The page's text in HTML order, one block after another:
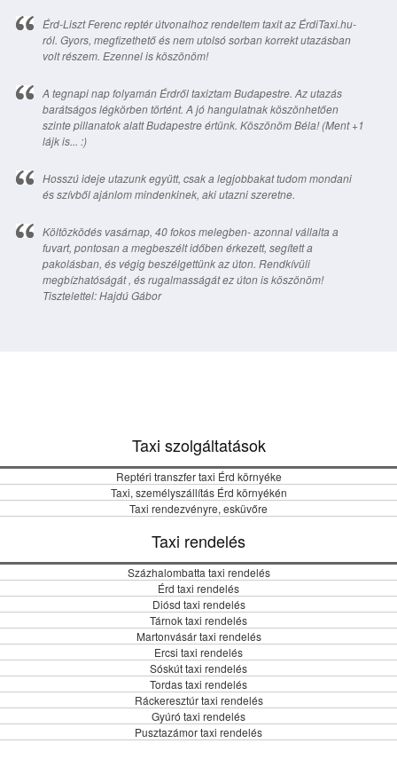
Érd-Liszt Ferenc reptér útvonalhoz rendeltem taxit az ÉrdiTaxi.hu-
ról. Gyors, megfizethető és nem utolsó sorban korrekt utazásban
volt részem. Ezennel is köszönöm!
A tegnapi nap folyamán Érdről taxiztam Budapestre. Az utazás
barátságos légkörben történt. A jó hangulatnak köszönhetően
szinte pillanatok alatt Budapestre értünk. Köszönöm Béla! (Ment +1
lájk is... :)
Hosszú ideje utazunk együtt, csak a legjobbakat tudom mondani
és szívből ajánlom mindenkinek, aki utazni szeretne.
Költözködés vasárnap, 40 fokos melegben- azonnal vállalta a
fuvart, pontosan a megbeszélt időben érkezett, segített a
pakolásban, és végig beszélgettünk az úton. Rendkívüli
megbízhatóságát , és rugalmasságát ez úton is köszönöm!
Tisztelettel: Hajdú Gábor
Taxi szolgáltatások
Reptéri transzfer taxi Érd környéke
Taxi, személyszállítás Érd környékén
Taxi rendezvényre, esküvőre
Taxi rendelés
Százhalombatta taxi rendelés
Érd taxi rendelés
Diósd taxi rendelés
Tárnok taxi rendelés
Martonvásár taxi rendelés
Ercsi taxi rendelés
Sóskút taxi rendelés
Tordas taxi rendelés
Ráckeresztúr taxi rendelés
Gyúró taxi rendelés
Pusztazámor taxi rendelés